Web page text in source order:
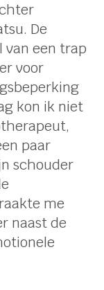
De
van een trap
voor
kon ik niet
paar
schouder
me
naast de